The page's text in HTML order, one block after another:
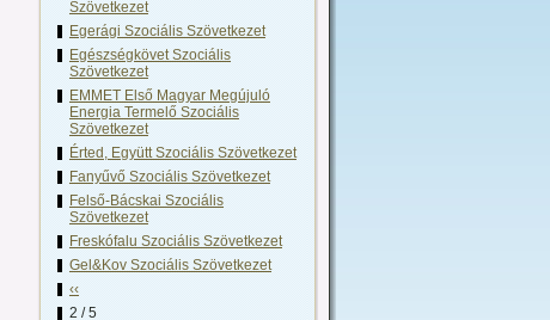
Szövetkezet
Egerági Szociális Szövetkezet
Egészségkövet Szociális
Szövetkezet
EMMET Első Magyar Megújuló
Energia Termelő Szociális
Szövetkezet
Érted, Együtt Szociális Szövetkezet
Fanyűvő Szociális Szövetkezet
Felső-Bácskai Szociális
Szövetkezet
Freskófalu Szociális Szövetkezet
Gel&Kov Szociális Szövetkezet
‹‹
2 / 5